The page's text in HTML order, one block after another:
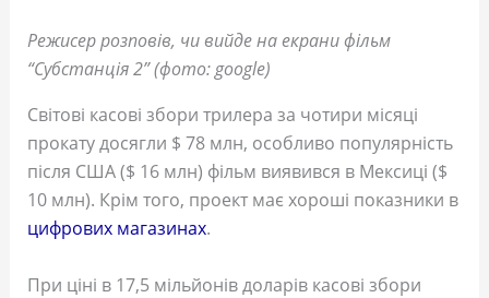
Режисер розповів, чи вийде на екрани фільм
“Субстанція 2” (фото: google)
Світові касові збори трилера за чотири місяці
прокату досягли $ 78 млн, особливо популярність
після США ($ 16 млн) фільм виявився в Мексиці ($
10 млн). Крім того, проект має хороші показники в
цифрових магазинах.
При ціні в 17,5 мільйонів доларів касові збори